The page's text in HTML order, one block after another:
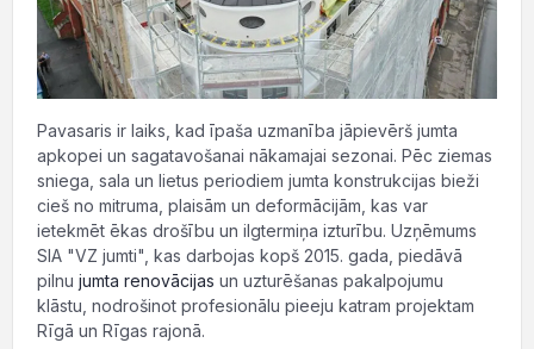
Pavasaris ir laiks, kad īpaša uzmanība jāpievērš jumta
apkopei un sagatavošanai nākamajai sezonai. Pēc ziemas
sniega, sala un lietus periodiem jumta konstrukcijas bieži
cieš no mitruma, plaisām un deformācijām, kas var
ietekmēt ēkas drošību un ilgtermiņa izturību. Uzņēmums
SIA "VZ jumti", kas darbojas kopš 2015. gada, piedāvā
pilnu jumta renovācijas un uzturēšanas pakalpojumu
klāstu, nodrošinot profesionālu pieeju katram projektam
Rīgā un Rīgas rajonā.